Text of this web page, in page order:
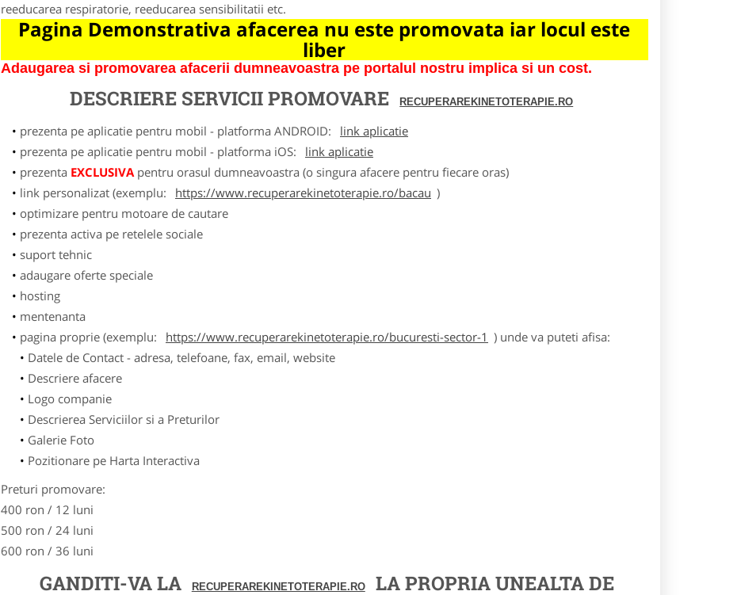
reeducarea respiratorie, reeducarea sensibilitatii etc.
Pagina Demonstrativa afacerea nu este promovata iar locul este
liber
Adaugarea si promovarea afacerii dumneavoastra pe portalul nostru implica si un cost.
DESCRIERE SERVICII PROMOVARE RECUPERAREKINETOTERAPIE.RO
prezenta pe aplicatie pentru mobil - platforma ANDROID:
link aplicatie
prezenta pe aplicatie pentru mobil - platforma iOS:
link aplicatie
prezenta EXCLUSIVApentru orasul dumneavoastra (o singura afacere pentru fiecare oras)
link personalizat (exemplu:
https://www.recuperarekinetoterapie.ro/bacau )
optimizare pentru motoare de cautare
prezenta activa pe retelele sociale
suport tehnic
adaugare oferte speciale
hosting
mentenanta
pagina proprie (exemplu:
https://www.recuperarekinetoterapie.ro/bucuresti-sector-1 ) unde va puteti afisa:
Datele de Contact - adresa, telefoane, fax, email, website
Descriere afacere
Logo companie
Descrierea Serviciilor si a Preturilor
Galerie Foto
Pozitionare pe Harta Interactiva
Preturi promovare:
400 ron / 12 luni
500 ron / 24 luni
600 ron / 36 luni
GANDITI-VA LA RECUPERAREKINETOTERAPIE.RO
LA PROPRIA UNEALTA DE